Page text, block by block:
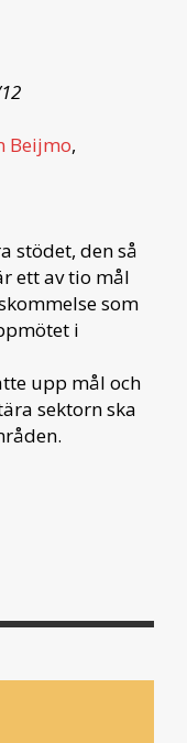
Beijmo,
stödet, den så
ett av tio mål
som
i
upp mål och
sektorn ska